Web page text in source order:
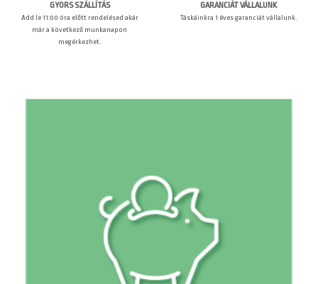
GYORS SZÁLLÍTÁS
Add le 11:00 óra előtt rendelésed akár
már a következő munkanapon
megérkezhet.
GARANCIÁT VÁLLALUNK
Táskáinkra 1 éves garanciát vállalunk.